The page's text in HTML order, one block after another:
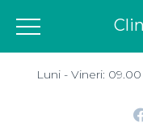
Luni - Vineri: